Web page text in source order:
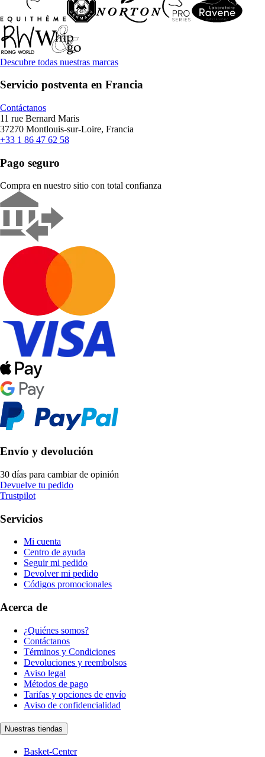
Descubre todas nuestras marcas
Servicio postventa en Francia
Contáctanos
11 rue Bernard Maris
37270 Montlouis-sur-Loire, Francia
+33 1 86 47 62 58
Pago seguro
Compra en nuestro sitio con total confianza
Envío y devolución
30 días para cambiar de opinión
Devuelve tu pedido
Trustpilot
Servicios
Mi cuenta
Centro de ayuda
Seguir mi pedido
Devolver mi pedido
Códigos promocionales
Acerca de
¿Quiénes somos?
Contáctanos
Términos y Condiciones
Devoluciones y reembolsos
Aviso legal
Métodos de pago
Tarifas y opciones de envío
Aviso de confidencialidad
Nuestras tiendas
Basket-Center